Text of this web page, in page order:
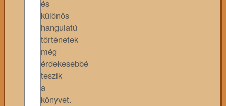
és
különös
hangulatú
történetek
még
érdekesebbé
teszik
a
könyvet.